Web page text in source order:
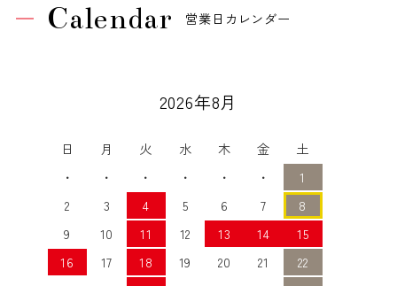
Calendar 営業日カレンダー
2026年8月
日 月 火 水 木 金
土
・
・ ・ ・ ・ ・
1
2
3 4 5 6 7
8
9
10 11 12 13 14
15
16
17 18 19 20 21
22